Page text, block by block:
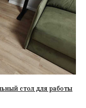
стол для работы